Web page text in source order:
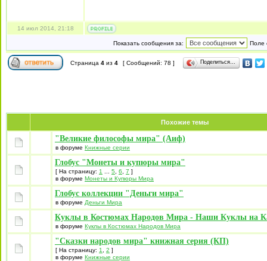
14 июл 2014, 21:18
Показать сообщения за: Поле
Страница 4 из 4 [ Сообщений: 78 ] Поделиться…
Похожие темы
"Великие философы мира" (Аиф)
в форуме Книжные серии
Глобус "Монеты и купюры мира"
[ На страницу: 1 5 6 7 ]
в форуме Монеты и Купюры Мира
Глобус коллекции "Деньги мира"
в форуме Деньги Мира
Куклы в Костюмах Народов Мира - Наши Куклы на
в форуме Куклы в Костюмах Народов Мира
"Сказки народов мира" книжная серия (КП)
[ На страницу: 1 2 ]
в форуме Книжные серии